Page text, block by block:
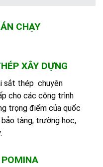
CHẠY
XÂY DỰNG
sắt thép chuyên
cho các công trình
trọng điểm của quốc
bảo tàng, trường học,